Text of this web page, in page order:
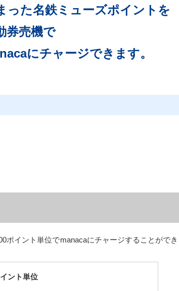
った名鉄ミューズポイントを
券売機で
にチャージできます。
ポイント単位でmanacaにチャージすることがで
ント単位